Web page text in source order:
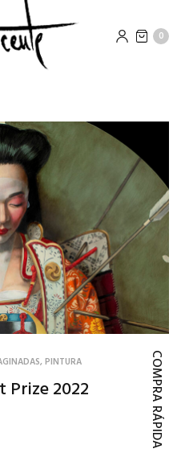
0
,PINTURA
Prize 2022 COMPRA RÁPIDA